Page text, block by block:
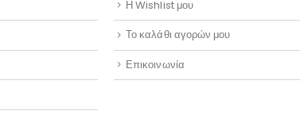
Η Wishlist μου
Το καλάθι αγορών μου
Επικοινωνία